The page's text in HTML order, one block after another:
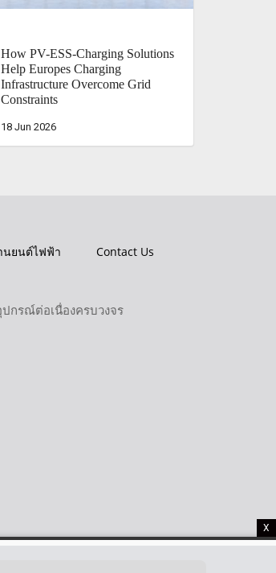
X
How PV-ESS-Charging Solutions
Help Europes Charging
Infrastructure Overcome Grid
Constraints
18 Jun 2026
นยนต์ไฟฟ้า
Contact Us
กรณ์ต่อเนื่องครบวงจร